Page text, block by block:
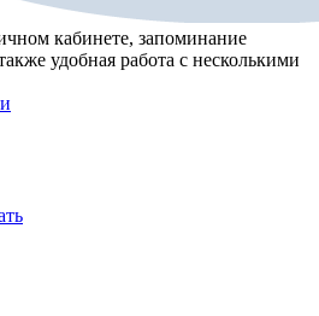
кабинете, запоминание
удобная работа с несколькими